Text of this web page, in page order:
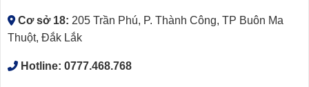
Cơ sở 18: 205 Trần Phú, P. Thành Công, TP Buôn Ma
Thuột, Đắk Lắk
Hotline: 0777.468.768